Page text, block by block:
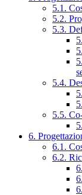
5.1.
5.2.
5.3.
5.4.
5.5.
6.
6.1.
6.2.